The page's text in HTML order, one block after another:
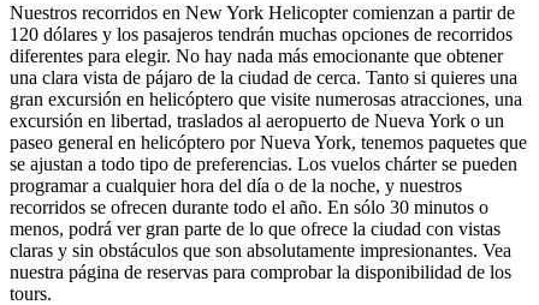
Nuestros recorridos en New York Helicopter comienzan a partir de
120 dólares y los pasajeros tendrán muchas opciones de recorridos
diferentes para elegir. No hay nada más emocionante que obtener
una clara vista de pájaro de la ciudad de cerca. Tanto si quieres una
gran excursión en helicóptero que visite numerosas atracciones, una
excursión en libertad, traslados al aeropuerto de Nueva York o un
paseo general en helicóptero por Nueva York, tenemos paquetes que
se ajustan a todo tipo de preferencias. Los vuelos chárter se pueden
programar a cualquier hora del día o de la noche, y nuestros
recorridos se ofrecen durante todo el año. En sólo 30 minutos o
menos, podrá ver gran parte de lo que ofrece la ciudad con vistas
claras y sin obstáculos que son absolutamente impresionantes. Vea
nuestra página de reservas para comprobar la disponibilidad de los
tours.